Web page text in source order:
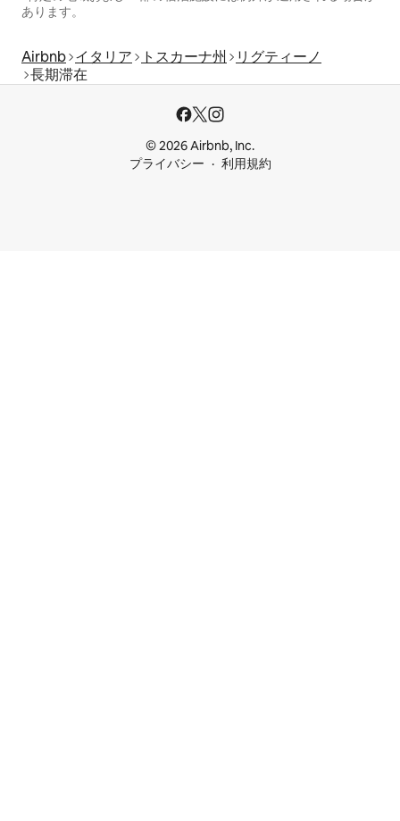
あります。
Airbnb イタリア トスカーナ州
リグティーノ
長期滞在
© 2026 Airbnb, Inc.
プライバシー
利用規約